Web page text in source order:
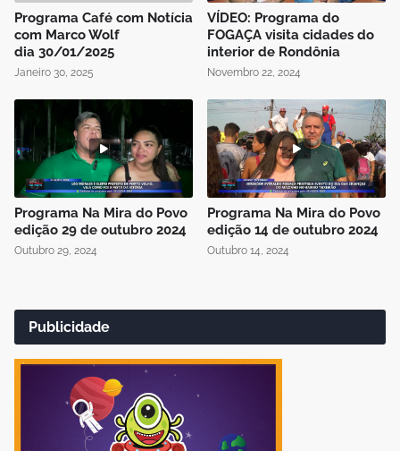
Programa Café com Notícia
com Marco Wolf
dia 30/01/2025
Janeiro 30, 2025
VÍDEO: Programa do
FOGAÇA visita cidades do
interior de Rondônia
Novembro 22, 2024
Programa Na Mira do Povo
edição 29 de outubro 2024
Outubro 29, 2024
Programa Na Mira do Povo
edição 14 de outubro 2024
Outubro 14, 2024
Publicidade